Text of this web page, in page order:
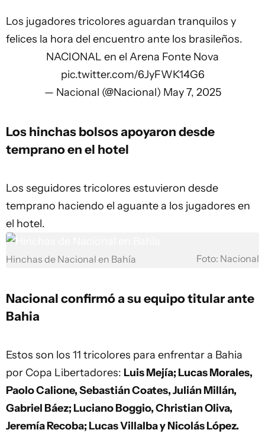
Los jugadores tricolores aguardan tranquilos y
felices la hora del encuentro ante los brasileños.
NACIONAL en el Arena Fonte Nova
pic.twitter.com/6JyFWK14G6
— Nacional (@Nacional) May 7, 2025
Los hinchas bolsos apoyaron desde
temprano en el hotel
Los seguidores tricolores estuvieron desde
temprano haciendo el aguante a los jugadores en
el hotel.
Hinchas de Nacional en Bahía Foto: Nacional
Nacional confirmó a su equipo titular ante
Bahia
Estos son los 11 tricolores para enfrentar a Bahia
por Copa Libertadores: Luis Mejía; Lucas Morales,
Paolo Calione, Sebastián Coates, Julián Millán,
Gabriel Báez; Luciano Boggio, Christian Oliva,
Jeremía Recoba; Lucas Villalba y Nicolás López.